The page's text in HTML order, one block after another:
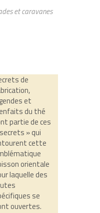
et caravanes
de
et
du thé
partie de ces
» qui
cette
orientale
laquelle des
se
ouvertes.